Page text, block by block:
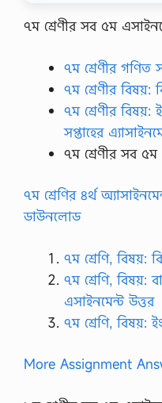
৭ম শ্রেণীর সব ৫ম
৭ম শ্রেণীর গণিত
৭ম শ্রেণীর বিষয়:
৭ম শ্রেণীর
সপ্তাহের
৭ম শ্রেণীর সব
৭ম শ্রেণির ৪র্থ
ডাউনলোড
৭ম শ্রেণি, বিষয়:
৭ম শ্রেণি, বিষয়:
এসাইনমেন্ট উত্তর
৭ম শ্রেণি, বিষয়:
More Assignment